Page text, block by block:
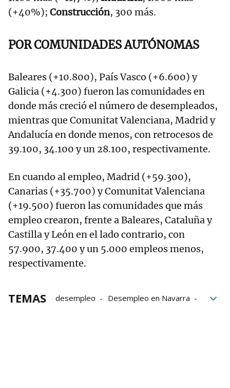
(+40%); Construcción, 300 más.
POR COMUNIDADES AUTÓNOMAS
Baleares (+10.800), País Vasco (+6.600) y
Galicia (+4.300) fueron las comunidades en
donde más creció el número de desempleados,
mientras que Comunitat Valenciana, Madrid y
Andalucía en donde menos, con retrocesos de
39.100, 34.100 y un 28.100, respectivamente.
En cuando al empleo, Madrid (+59.300),
Canarias (+35.700) y Comunitat Valenciana
(+19.500) fueron las comunidades que más
empleo crearon, frente a Baleares, Cataluña y
Castilla y León en el lado contrario, con
57.900, 37.400 y un 5.000 empleos menos,
respectivamente.
TEMAS desempleo
Desempleo en Navarra